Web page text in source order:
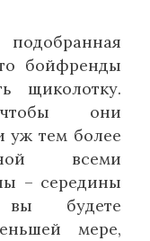
бойфренды
щиколотку.
они
уж тем более
всеми
– середины
будете
мере,